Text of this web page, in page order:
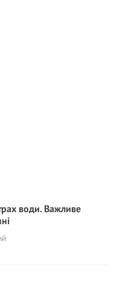
води. Важливе